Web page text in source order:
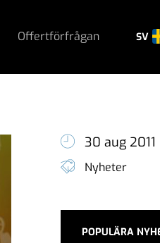
Offertförfrågan SV
30 aug 2011
Nyheter
POPULÄRA